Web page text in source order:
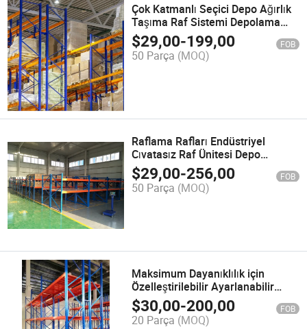
Çok Katmanlı Seçici Depo Ağırlık
Taşıma Raf Sistemi Depolama
Rafı
$29,00-199,00 FOB
50 Parça (MOQ)
Raflama Rafları Endüstriyel
Cıvatasız Raf Ünitesi Depo
Depolama Rafı
$29,00-256,00 FOB
50 Parça (MOQ)
Maksimum Dayanıklılık için
Özelleştirilebilir Ayarlanabilir
Endüstriyel Ağır Hizmet Panel
Rafı Depolama Rafı
$30,00-200,00 FOB
20 Parça (MOQ)